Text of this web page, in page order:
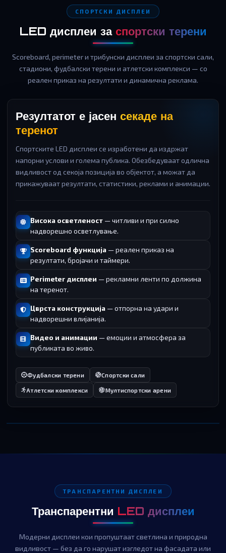
СПОРТСКИ ДИСПЛЕИ
LED дисплеи за спортски терени
Scoreboard, perimeter и трибунски дисплеи за спортски сали,
стадиони, фудбалски терени и атлетски комплекси — со
реален приказ на резултати и динамична реклама.
Резултатот е јасен секаде на
теренот
Спортските LED дисплеи се изработени да издржат
напорни услови и голема публика. Обезбедуваат одлична
видливост од секоја позиција во објектот, а можат да
прикажуваат резултати, статистики, реклами и анимации.
Висока осветленост — читливи и при силно
надворешно осветлување.
Scoreboard функција — реален приказ на
резултати, бројачи и таймери.
Perimeter дисплеи — рекламни ленти по должина
на теренот.
Цврста конструкција — отпорна на удари и
надворешни влијанија.
Видео и анимации — емоции и атмосфера за
публиката во живо.
Фудбалски терени Спортски сали
Атлетски комплекси Мултиспортски арени
ТРАНСПАРЕНТНИ ДИСПЛЕИ
Транспарентни LED дисплеи
Модерни дисплеи кои пропуштаат светлина и природна
видливост — без да го нарушат изгледот на фасадата или